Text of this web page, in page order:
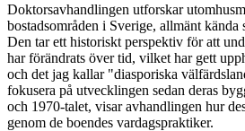
Doktorsavhandlingen utforskar
bostadsområden i Sverige, allmänt
Den tar ett historiskt perspektiv för att
har förändrats över tid, vilket har gett
och det jag kallar "diasporiska
fokusera på utvecklingen sedan deras
och 1970-talet, visar avhandlingen hur
genom de boendes vardagspraktiker.